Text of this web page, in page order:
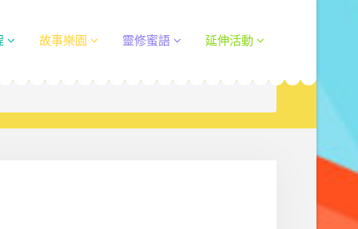
故事樂園 靈修蜜語 延伸活動